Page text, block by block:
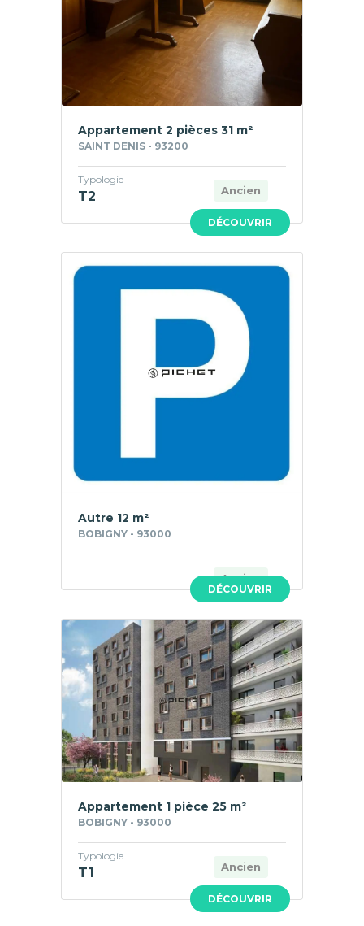
DÉCOUVRIR
Appartement 2 pièces 31 m²
SAINT DENIS - 93200
Ancien
Typologie
T2
DÉCOUVRIR
Autre 12 m²
BOBIGNY - 93000
Ancien
DÉCOUVRIR
Appartement 1 pièce 25 m²
BOBIGNY - 93000
Ancien
Typologie
T1